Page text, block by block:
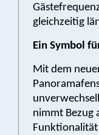
gleichzeitig
Ein Symbol
Mit dem
nimmt Bezug
Funktionalität